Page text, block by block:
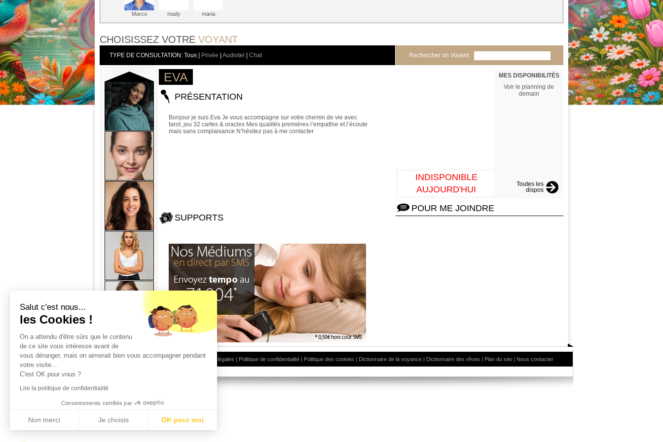
Marco mady maria
CHOISISSEZ VOTRE VOYANT
TYPE DE CONSULTATION: Tous Privée Audiotel Chat Rechercher un Voyant:
EVA
PRÉSENTATION
Bonjour je suis Eva Je vous accompagne sur votre chemin de vie avec
tarot, jeu 32 cartes & oracles Mes qualités premières l’empathie et l’écoute
mais sans complaisance N’hésitez pas à me contacter
SUPPORTS
INDISPONIBLE
AUJOURD'HUI
MES DISPONIBILITÉS
Voir le planning de
demain
Toutes les
dispos
Audiotel
00h 01h 02h
POUR ME JOINDRE
Conditions d'utilisation|Espace Client|Infos légales | Politique de confidentialité| Politique des cookies | Dictionnaire de la voyance| Dictionnaire des rêves | Plan du site| Nous contacter
Salut c'est nous...
les Cookies !
On a attendu d'être sûrs que le contenu
de ce site vous intéresse avant de
vous déranger, mais on aimerait bien vous accompagner pendant
votre visite...
C'est OK pour vous ?
Lire la politique de confidentialité
Consentements certifiés par
Non merci Je choisis OK pour moi